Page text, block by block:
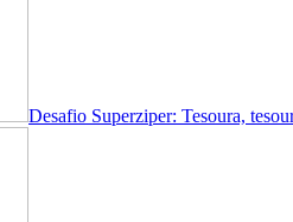
Desafio Superziper: Tesoura,